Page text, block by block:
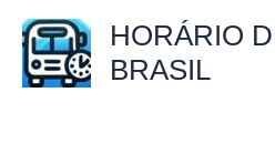
para
HORÁRIO
BRASIL